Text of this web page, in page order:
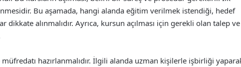
Bu aşamada, hangi alanda eğitim verilmek istendiği, hedef
alınmalıdır. Ayrıca, kursun açılması için gerekli olan talep ve
hazırlanmalıdır. İlgili alanda uzman kişilerle işbirliği